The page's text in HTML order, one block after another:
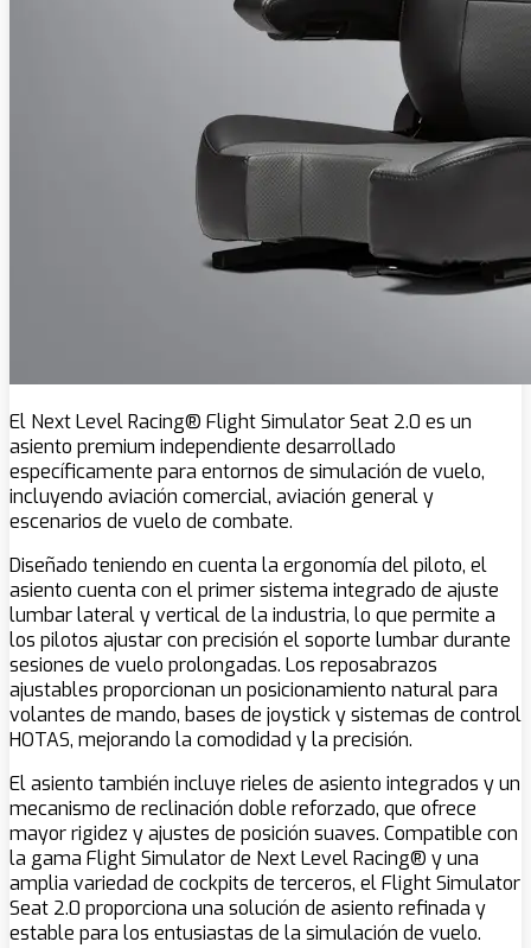
El Next Level Racing® Flight Simulator Seat 2.0 es un
asiento premium independiente desarrollado
específicamente para entornos de simulación de vuelo,
incluyendo aviación comercial, aviación general y
escenarios de vuelo de combate.
Diseñado teniendo en cuenta la ergonomía del piloto, el
asiento cuenta con el primer sistema integrado de ajuste
lumbar lateral y vertical de la industria, lo que permite a
los pilotos ajustar con precisión el soporte lumbar durante
sesiones de vuelo prolongadas. Los reposabrazos
ajustables proporcionan un posicionamiento natural para
volantes de mando, bases de joystick y sistemas de control
HOTAS, mejorando la comodidad y la precisión.
El asiento también incluye rieles de asiento integrados y un
mecanismo de reclinación doble reforzado, que ofrece
mayor rigidez y ajustes de posición suaves. Compatible con
la gama Flight Simulator de Next Level Racing® y una
amplia variedad de cockpits de terceros, el Flight Simulator
Seat 2.0 proporciona una solución de asiento refinada y
estable para los entusiastas de la simulación de vuelo.